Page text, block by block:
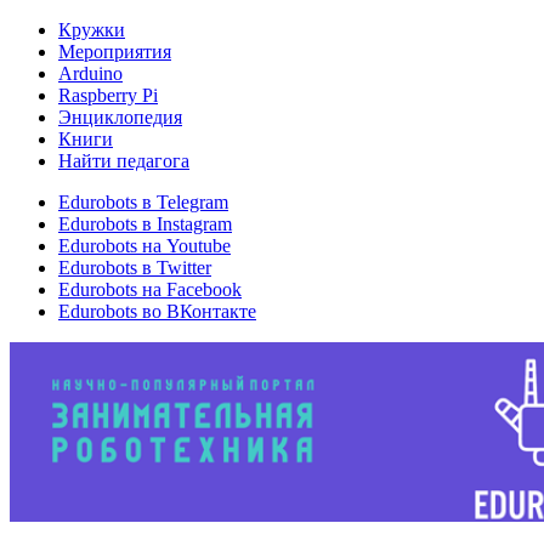
Кружки
Мероприятия
Arduino
Raspberry Pi
Энциклопедия
Книги
Найти педагога
Edurobots в Telegram
Edurobots в Instagram
Edurobots на Youtube
Edurobots в Twitter
Edurobots на Facebook
Edurobots во ВКонтакте